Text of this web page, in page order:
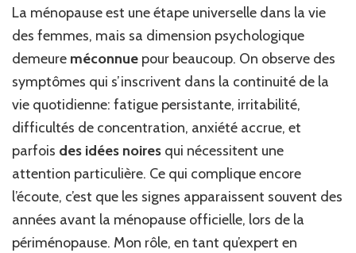
La ménopause est une étape universelle dans la vie
des femmes, mais sa dimension psychologique
demeure méconnue pour beaucoup. On observe des
symptômes qui s’inscrivent dans la continuité de la
vie quotidienne: fatigue persistante, irritabilité,
difficultés de concentration, anxiété accrue, et
parfois des idées noires qui nécessitent une
attention particulière. Ce qui complique encore
l’écoute, c’est que les signes apparaissent souvent des
années avant la ménopause officielle, lors de la
périménopause. Mon rôle, en tant qu’expert en